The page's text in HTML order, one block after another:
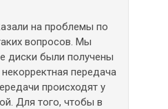
на проблемы по
вопросов. Мы
диски были получены
передача
происходят у
Для того, чтобы в